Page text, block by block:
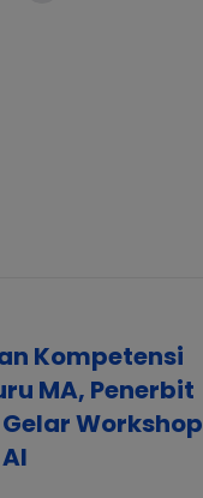
Kompetensi
MA, Penerbit
Workshop